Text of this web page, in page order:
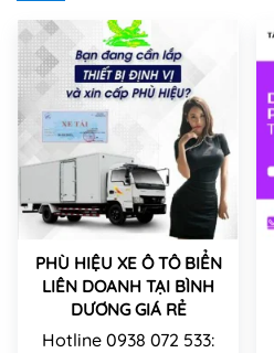
PHÙ HIỆU XE Ô TÔ BIỂN
LIÊN DOANH TẠI BÌNH
DƯƠNG GIÁ RẺ
Hotline 0938 072 533: